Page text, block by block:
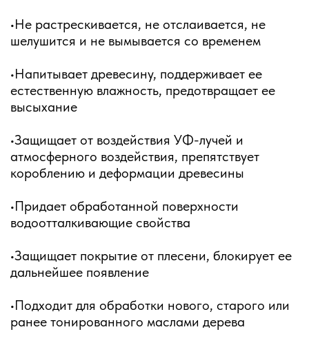
•Не растрескивается, не отслаивается, не
шелушится и не вымывается со временем
•Напитывает древесину, поддерживает ее
естественную влажность, предотвращает ее
высыхание
•Защищает от воздействия УФ-лучей и
атмосферного воздействия, препятствует
короблению и деформации древесины
•Придает обработанной поверхности
водоотталкивающие свойства
•Защищает покрытие от плесени, блокирует ее
дальнейшее появление
•Подходит для обработки нового, старого или
ранее тонированного маслами дерева